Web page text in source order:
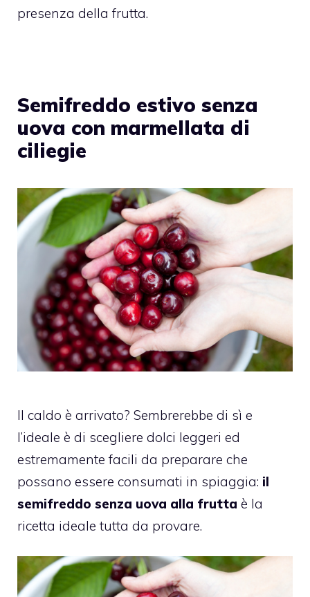
presenza della frutta.
Semifreddo estivo senza
uova con marmellata di
ciliegie
Il caldo è arrivato? Sembrerebbe di sì e
l’ideale è di scegliere dolci leggeri ed
estremamente facili da preparare che
possano essere consumati in spiaggia: il
semifreddo senza uova alla frutta è la
ricetta ideale tutta da provare.